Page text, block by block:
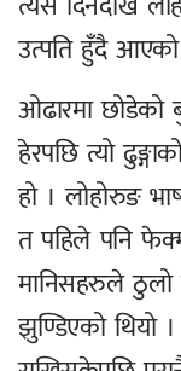
उत्पति हुँदै आएको
ओढारमा छोडेको
हेरपछि त्यो
हो । लोहोरुङ
त पहिले पनि
मानिसहरुले ठुलो
झुण्डिएको थियो